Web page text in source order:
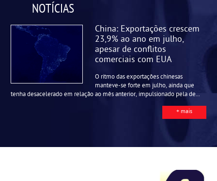
NOTÍCIAS
China: Exportações crescem
23,9% ao ano em julho,
apesar de conflitos
comerciais com EUA
O ritmo das exportações chinesas
manteve-se forte em julho, ainda que
tenha desacelerado em relação ao mês anterior, impulsionado pela de...
+ mais